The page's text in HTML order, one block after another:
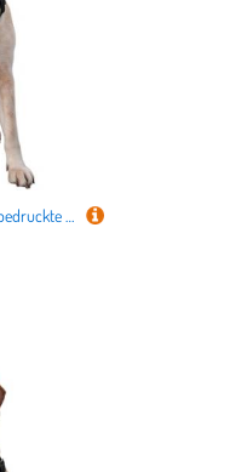
Handgefertigtes Bild Medium bedruckte Haustier-Traktionsweste – ideal für Spaziergänge mit dem Hund, Wandern, tägliche Reisen